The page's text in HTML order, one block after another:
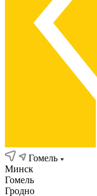
Гомель
Минск
Гомель
Гродно